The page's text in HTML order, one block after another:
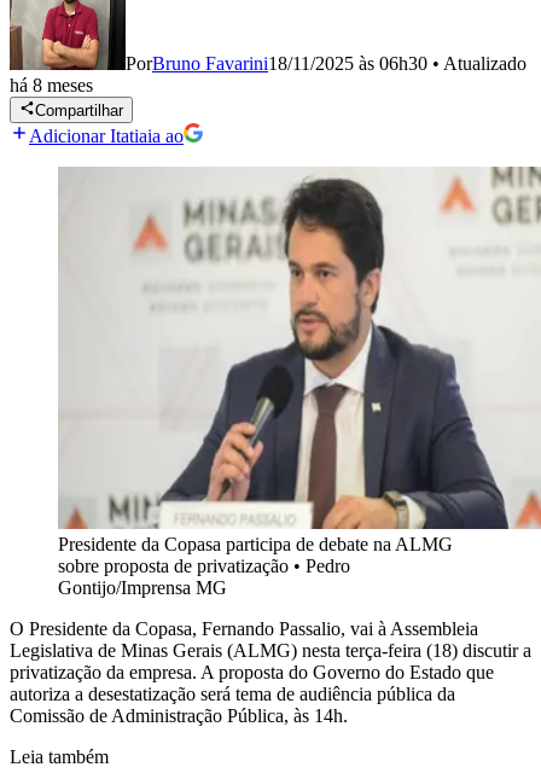
PorBruno Favarini18/11/2025 às 06h30 • Atualizado
há 8 meses
Compartilhar
Adicionar Itatiaia ao
Presidente da Copasa participa de debate na ALMG
sobre proposta de privatização • Pedro
Gontijo/Imprensa MG
O Presidente da Copasa, Fernando Passalio, vai à Assembleia
Legislativa de Minas Gerais (ALMG) nesta terça-feira (18) discutir a
privatização da empresa. A proposta do Governo do Estado que
autoriza a desestatização será tema de audiência pública da
Comissão de Administração Pública, às 14h.
Leia também